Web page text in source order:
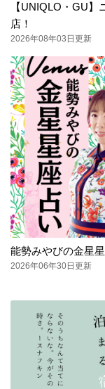
【UNIQLO・GU】
店！
2026年08年03日更新
能勢みやびの金星
2026年06年30日更新